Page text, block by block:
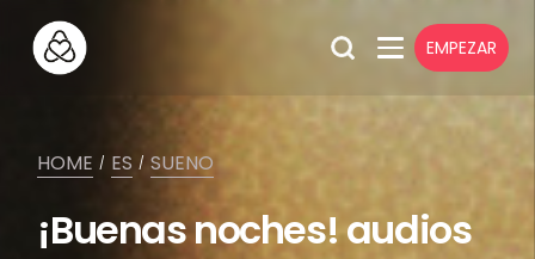
EMPEZAR
HOME / ES / SUENO
¡Buenas noches! audios